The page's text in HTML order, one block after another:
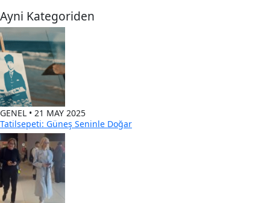
Ayni Kategoriden
GENEL • 21 MAY 2025
Tatilsepeti: Güneş Seninle Doğar